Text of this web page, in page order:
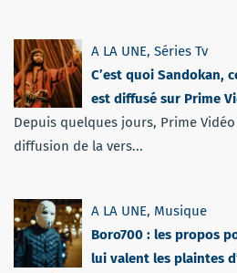
A LA UNE, Séries Tv
C’est quoi Sandokan,
est diffusé sur Prime
Depuis quelques jours, Prime
diffusion de la vers...
A LA UNE, Musique
Boro700 : les propos
lui valent les plaintes